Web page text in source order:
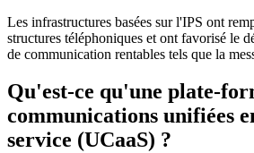
Les infrastructures basées sur l'IPS ont
structures téléphoniques et ont favorisé le
de communication rentables tels que la
Qu'est-ce qu'une plate-
communications unifiées
service (UCaaS) ?